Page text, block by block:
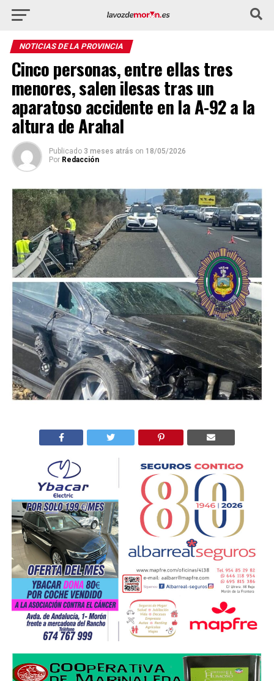
NOTICIAS DE LA PROVINCIA
Cinco personas, entre ellas tres
menores, salen ilesas tras un
aparatoso accidente en la A-92 a la
altura de Arahal
Publicado 3 meses atrás on 18/05/2026
Por Redacción